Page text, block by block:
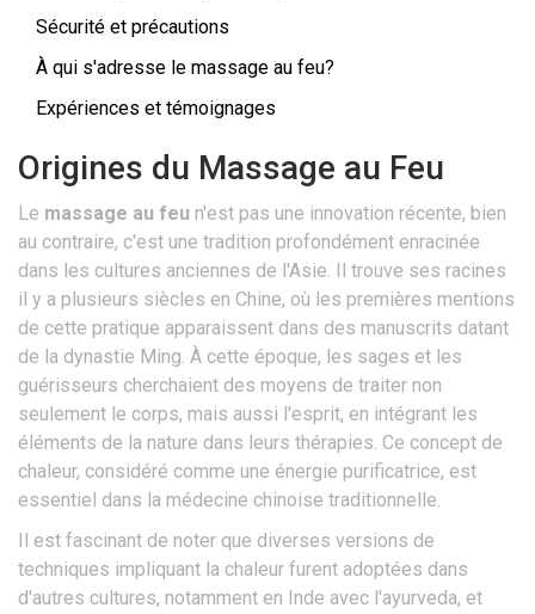
Sécurité et précautions
À qui s'adresse le massage au feu?
Expériences et témoignages
Origines du Massage au Feu
Le massage au feu n'est pas une innovation récente, bien
au contraire, c'est une tradition profondément enracinée
dans les cultures anciennes de l'Asie. Il trouve ses racines
il y a plusieurs siècles en Chine, où les premières mentions
de cette pratique apparaissent dans des manuscrits datant
de la dynastie Ming. À cette époque, les sages et les
guérisseurs cherchaient des moyens de traiter non
seulement le corps, mais aussi l'esprit, en intégrant les
éléments de la nature dans leurs thérapies. Ce concept de
chaleur, considéré comme une énergie purificatrice, est
essentiel dans la médecine chinoise traditionnelle.
Il est fascinant de noter que diverses versions de
techniques impliquant la chaleur furent adoptées dans
d'autres cultures, notamment en Inde avec l'ayurveda, et